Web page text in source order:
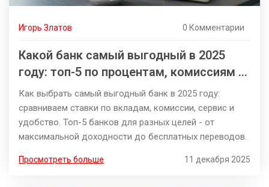
Игорь Златов 0 Комментарии
Какой банк самый выгодный в 2025
году: топ-5 по процентам, комиссиям и
сервису
Как выбрать самый выгодный банк в 2025 году:
сравниваем ставки по вкладам, комиссии, сервис и
удобство. Топ-5 банков для разных целей - от
максимальной доходности до бесплатных переводов.
Просмотреть больше 11 декабря 2025